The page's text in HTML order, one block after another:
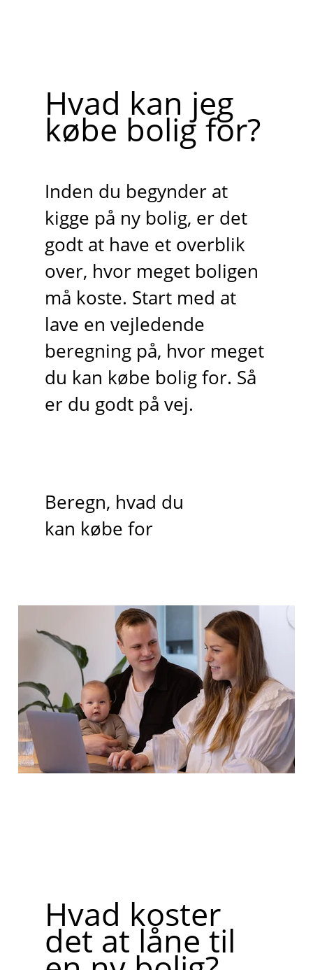
Hvad kan jeg
købe bolig for?
Inden du begynder at
kigge på ny bolig, er det
godt at have et overblik
over, hvor meget boligen
må koste. Start med at
lave en vejledende
beregning på, hvor meget
du kan købe bolig for. Så
er du godt på vej.
Beregn, hvad du
kan købe for
Hvad koster
det at låne til